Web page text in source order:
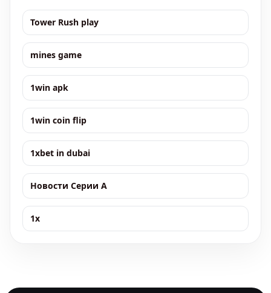
Tower Rush play
mines game
1win apk
1win coin flip
1xbet in dubai
Новости Серии А
1x